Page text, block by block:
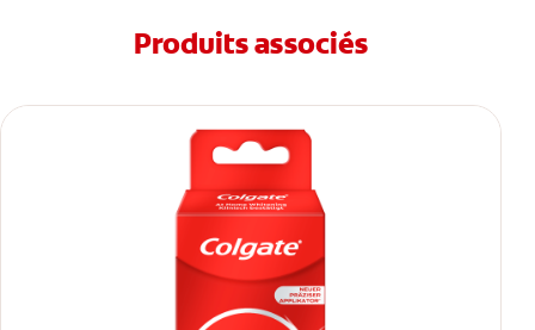
Produits associés